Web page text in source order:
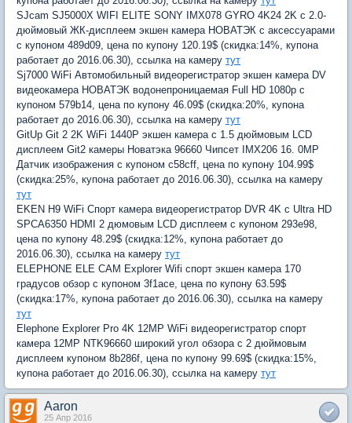
SJcam SJ5000X WIFI ELITE SONY IMX078 GYRO 4K24 2K с 2.0-
дюймовый ЖК-дисплеем экшен камера НОВАТЭК с аксессуарами
с купоном 489d09, цена по купону 120.19$ (скидка:14%, купона
работает до 2016.06.30), ссылка на камеру тут
Sj7000 WiFi Автомобильный видеорегистратор экшен камера DV
видеокамера НОВАТЭК водонепроницаемая Full HD 1080p с
купоном 579b14, цена по купону 46.09$ (скидка:20%, купона
работает до 2016.06.30), ссылка на камеру тут
GitUp Git 2 2K WiFi 1440P экшен камера с 1.5 дюймовым LCD
дисплеем Git2 камеры Новатэка 96660 Чипсет IMX206 16. 0MP
Датчик изображения с купоном c58cff, цена по купону 104.99$
(скидка:25%, купона работает до 2016.06.30), ссылка на камеру
тут
EKEN H9 WiFi Спорт камера видеорегистратор DVR 4K с Ultra HD
SPCA6350 HDMI 2 дюмовым LCD дисплеем с купоном 293e98,
цена по купону 48.29$ (скидка:12%, купона работает до
2016.06.30), ссылка на камеру тут
ELEPHONE ELE CAM Explorer Wifi спорт экшен камера 170
градусов обзор с купоном 3f1ace, цена по купону 63.59$
(скидка:17%, купона работает до 2016.06.30), ссылка на камеру
тут
Elephone Explorer Pro 4K 12MP WiFi видеорегистратор спорт
камера 12MP NTK96660 широкий угол обзора с 2 дюймовым
дисплеем купоном 8b286f, цена по купону 99.69$ (скидка:15%,
купона работает до 2016.06.30), ссылка на камеру тут
Aaron
25 Апр 2016